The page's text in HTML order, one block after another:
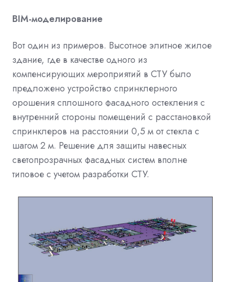
BIM-моделирование
Вот один из примеров. Высотное элитное жилое
здание, где в качестве одного из
компенсирующих мероприятий в СТУ было
предложено устройство спринклерного
орошения сплошного фасадного остекления с
внутренний стороны помещений с расстановкой
спринклеров на расстоянии 0,5 м от стекла с
шагом 2 м. Решение для защиты навесных
светопрозрачных фасадных систем вполне
типовое с учетом разработки СТУ.